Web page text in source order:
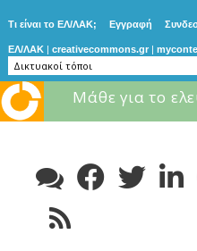
Τι είναι το ΕΛ/ΛΑΚ; Εγγραφή
ΕΛ/ΛΑΚ | creativecommons.gr |
Μάθε για το
content